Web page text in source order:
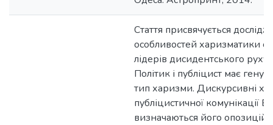
Стаття присвячується
особливостей харизматики
лідерів дисидентського
Політик і публіцист має
тип харизми. Дискурсивні
публіцистичної комунікації
визначаються його